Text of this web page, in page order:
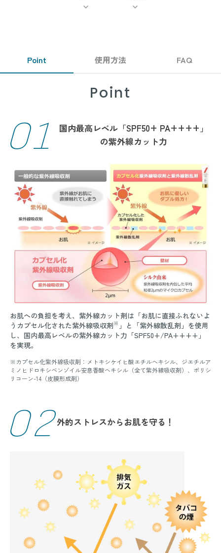
Point 使用方法 FAQ
Point
01国内最高レベル「SPF50+ PA++++」
の紫外線カット力
お肌への負担を考え、紫外線カット剤は「お肌に直接ふれないよ
うカプセル化された紫外線吸収剤※ 」と「紫外線散乱剤」を使用
し、国内最高レベルの紫外線カット力「SPF50+/PA++++」
を実現。
※カプセル化紫外線吸収剤：メトキシケイヒ酸エチルへキシル、ジエチルア
ミノヒドロキシベンゾイル安息香酸ヘキシル（全て紫外線吸収剤）、ポリシ
リコーン-14（皮膜形成剤）
02外的ストレスからお肌を守る！